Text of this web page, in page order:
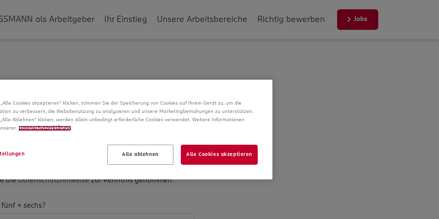
als Arbeitgeber Ihr Einstieg Unsere Arbeitsbereiche Richtig bewerben Jobs
wir Daten von Ihnen. In unseren
die Datenspeicherung und Ihre Rechte, bevor Sie mit
dieDatenschutzhinweisezur Kenntnis genommen.
+ sechs?
Cookies akzeptieren“ klicken, stimmen Sie der Speicherung von Cookies auf Ihrem Gerät zu, um die
zu verbessern, die Websitenutzung zu analysieren und unsere Marketingbemühungen zu unterstützen.
Ablehnen“ klicken, werden allein unbedingt erforderliche Cookies verwendet. Weitere Informationen
Datenschutzerklärung.
Alle ablehnen Alle Cookies akzeptieren